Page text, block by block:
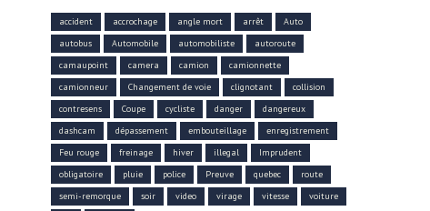
accident accrochage angle mort arrêt
Auto
autobus
Automobile automobiliste
autoroute
camaupoint
camera camion
camionnette
camionneur
Changement de voie clignotant
collision
contresens
Coupe cycliste danger
dangereux
dashcam
dépassement embouteillage
enregistrement
Feu rouge
freinage hiver illegal
Imprudent
obligatoire
pluie police Preuve quebec
route
semi-remorque
soir video virage vitesse
voiture